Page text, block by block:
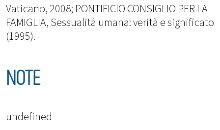
Vaticano, 2008; PONTIFICIO CONSIGLIO PER LA
FAMIGLIA, Sessualità umana: verità e significato
(1995).
NOTE
undefined